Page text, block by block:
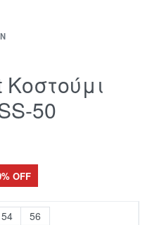
Κοστούμι
50
OFF
54 56